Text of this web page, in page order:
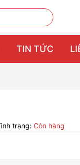
TIN TỨC
trạng: Còn hàng